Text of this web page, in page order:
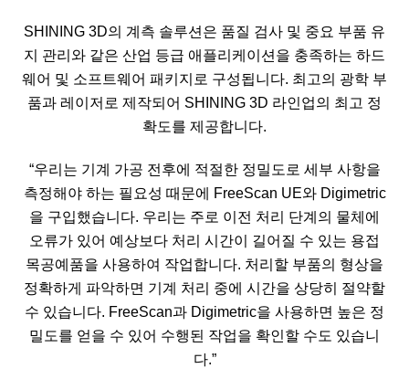
SHINING 3D의 계측 솔루션은 품질 검사 및 중요 부품 유
지 관리와 같은 산업 등급 애플리케이션을 충족하는 하드
웨어 및 소프트웨어 패키지로 구성됩니다. 최고의 광학 부
품과 레이저로 제작되어 SHINING 3D 라인업의 최고 정
확도를 제공합니다.
“우리는 기계 가공 전후에 적절한 정밀도로 세부 사항을
측정해야 하는 필요성 때문에 FreeScan UE와 Digimetric
을 구입했습니다. 우리는 주로 이전 처리 단계의 물체에
오류가 있어 예상보다 처리 시간이 길어질 수 있는 용접
목공예품을 사용하여 작업합니다. 처리할 부품의 형상을
정확하게 파악하면 기계 처리 중에 시간을 상당히 절약할
수 있습니다. FreeScan과 Digimetric을 사용하면 높은 정
밀도를 얻을 수 있어 수행된 작업을 확인할 수도 있습니
다.”